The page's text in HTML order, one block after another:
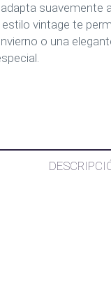
suavemente
vintage te
o una